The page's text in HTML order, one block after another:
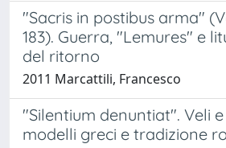
"Sacris in postibus arma"
183). Guerra, "Lemures" e
del ritorno
2011 Marcattili, Francesco
"Silentium denuntiat". Veli
modelli greci e tradizione